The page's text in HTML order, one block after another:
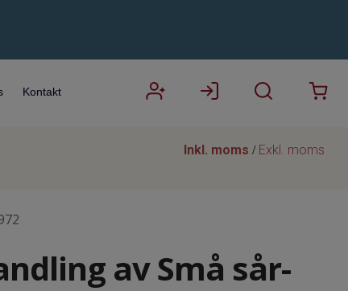
Kontakt
Inkl. moms / Exkl. moms
av Små sår-